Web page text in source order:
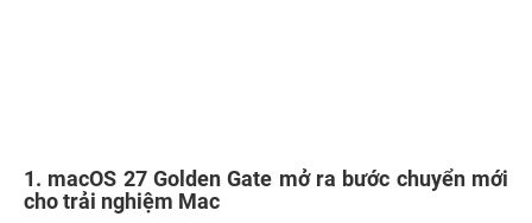
1. macOS 27 Golden Gate mở ra bước chuyển mới
cho trải nghiệm Mac